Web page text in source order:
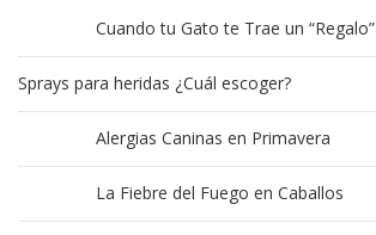
Cuando tu Gato te Trae un “Regalo”
Sprays para heridas ¿Cuál escoger?
Alergias Caninas en Primavera
La Fiebre del Fuego en Caballos